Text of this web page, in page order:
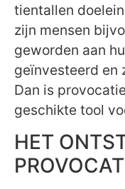
tientallen
zijn mensen
geworden aan
geïnvesteerd en
Dan is
geschikte tool
HET